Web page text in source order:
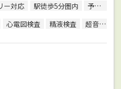
ー対応 駅徒歩5分圏内 予約可
心電図検査 精液検査 超音波検査